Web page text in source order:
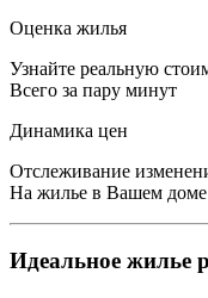
Оценка жилья
Узнайте реальную
Всего за пару минут
Динамика цен
Отслеживание
На жилье в Вашем доме
Идеальное жилье